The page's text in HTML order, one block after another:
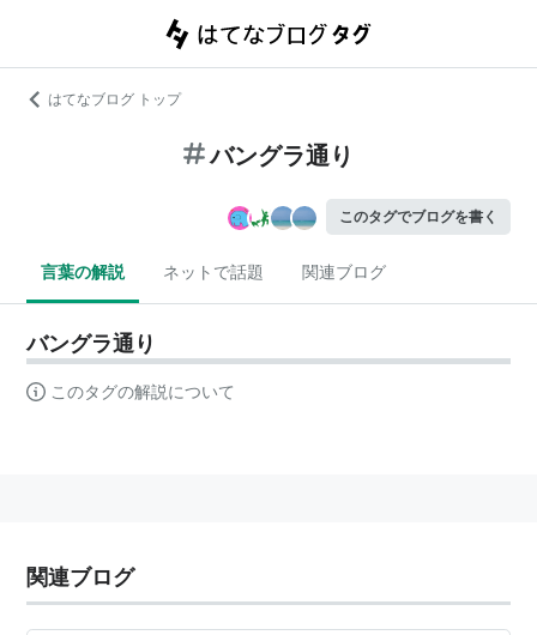
はてなブログ トップ
バングラ通り
このタグでブログを書く
言葉の解説 ネットで話題 関連ブログ
バングラ通り
このタグの解説について
関連ブログ